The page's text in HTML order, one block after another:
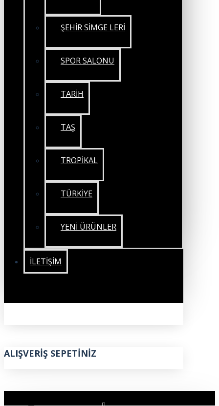
ŞEHİR SİMGE LERİ
SPOR SALONU
TARİH
TAŞ
TROPİKAL
TÜRKİYE
YENİ ÜRÜNLER
İLETIŞIM
ALIŞVERIŞ SEPETINIZ